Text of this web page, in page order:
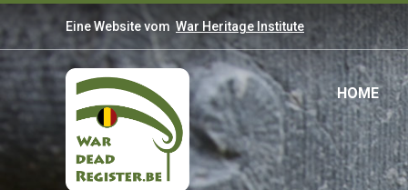
Direkt
zum
Inhalt
Eine Website vom War Heritage Institute
HOME